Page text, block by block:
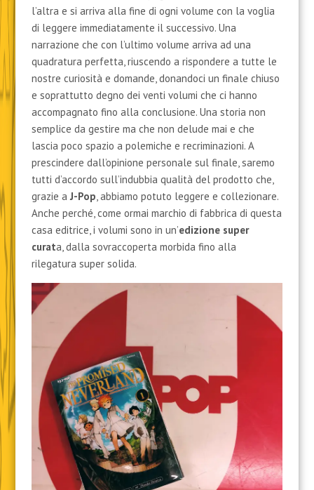
l’altra e si arriva alla fine di ogni volume con la voglia
di leggere immediatamente il successivo. Una
narrazione che con l’ultimo volume arriva ad una
quadratura perfetta, riuscendo a rispondere a tutte le
nostre curiosità e domande, donandoci un finale chiuso
e soprattutto degno dei venti volumi che ci hanno
accompagnato fino alla conclusione. Una storia non
semplice da gestire ma che non delude mai e che
lascia poco spazio a polemiche e recriminazioni. A
prescindere dall’opinione personale sul finale, saremo
tutti d’accordo sull’indubbia qualità del prodotto che,
grazie aJ-Pop, abbiamo potuto leggere e collezionare.
Anche perché, come ormai marchio di fabbrica di questa
casa editrice, i volumi sono in un’edizione super
curata, dalla sovraccoperta morbida fino alla
rilegatura super solida.